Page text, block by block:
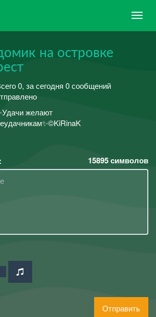
на островке
0, за сегодня 0 сообщений
желают
15895символов
Отправить